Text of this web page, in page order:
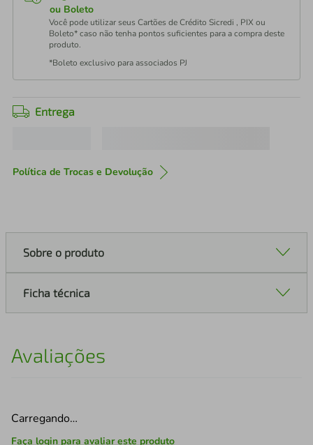
ou Boleto
Você pode utilizar seus Cartões de Crédito Sicredi , PIX ou
Boleto* caso não tenha pontos suficientes para a compra deste
produto.
*Boleto exclusivo para associados PJ
Entrega
Política de Trocas e Devolução
Sobre o produto
Ficha técnica
Avaliações
Carregando…
Faça login para avaliar este produto